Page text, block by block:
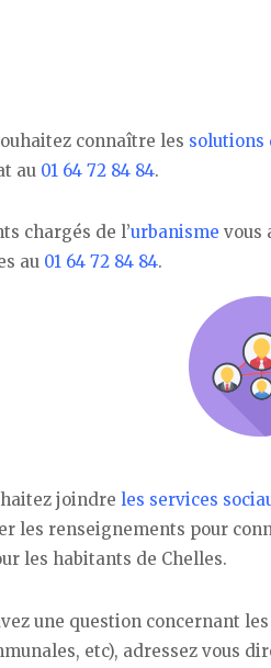
connaître les solutions
au 01 64 72 84 84.
chargés de l’urbanisme vous
au 01 64 72 84 84.
joindre les services
les renseignements pour
les habitants de Chelles.
une question concernant
etc), adressez vous